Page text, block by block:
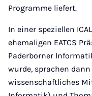
Programme liefert.
In einer speziellen
ehemaligen EATCS
Paderborner
wurde, sprachen
wissenschaftliches